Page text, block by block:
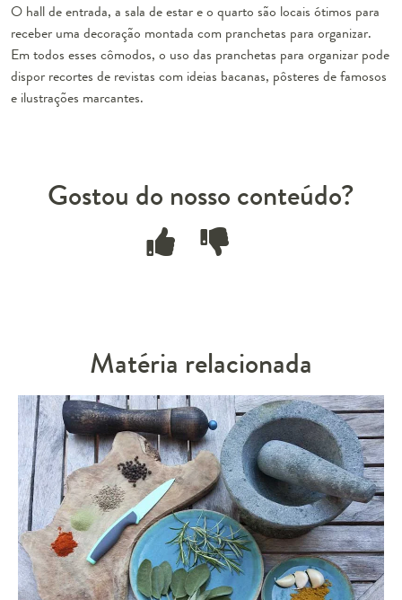
O hall de entrada, a sala de estar e o quarto são locais ótimos para
receber uma decoração montada com pranchetas para organizar.
Em todos esses cômodos, o uso das pranchetas para organizar pode
dispor recortes de revistas com ideias bacanas, pôsteres de famosos
e ilustrações marcantes.
Gostou do nosso conteúdo?
Matéria relacionada